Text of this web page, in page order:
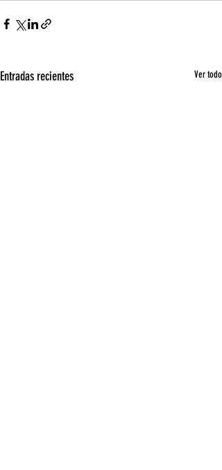
Entradas recientes Ver todo